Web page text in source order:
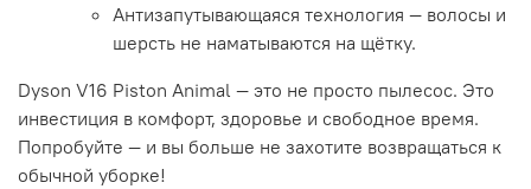
Антизапутывающаяся технология — волосы и
шерсть не наматываются на щётку.
Dyson V16 Piston Animal — это не просто пылесос. Это
инвестиция в комфорт, здоровье и свободное время.
Попробуйте — и вы больше не захотите возвращаться к
обычной уборке!